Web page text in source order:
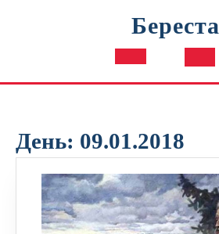
Береста
Кнопка
День: 09.01.2018